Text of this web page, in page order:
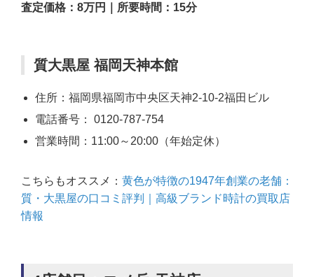
査定価格：8万円｜所要時間：15分
質大黒屋 福岡天神本館
住所：福岡県福岡市中央区天神2-10-2福田ビル
電話番号： 0120-787-754
営業時間：11:00～20:00（年始定休）
こちらもオススメ： 黄色が特徴の1947年創業の老舗：
質・大黒屋の口コミ評判｜高級ブランド時計の買取店
情報